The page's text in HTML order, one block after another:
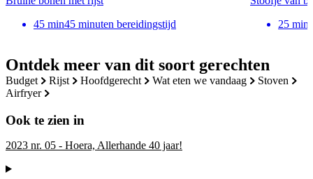
Ontdek meer van dit soort gerechten
budget rijst hoofdgerecht wat eten we vandaag
stoven
airfryer
Ook te zien in
2023 nr. 05 - Hoera, Allerhande 40 jaar!
45 min45 minuten bereidingstijd
25 min